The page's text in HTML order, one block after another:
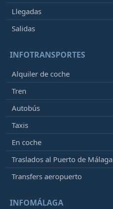
Llegadas
Salidas
INFOTRANSPORTES
Alquiler de coche
Tren
Autobús
Taxis
En coche
Traslados al Puerto de Málaga
Transfers aeropuerto
INFOMÁLAGA